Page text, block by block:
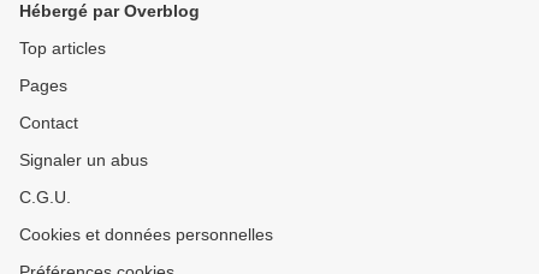
Hébergé par Overblog
Top articles
Pages
Contact
Signaler un abus
C.G.U.
Cookies et données personnelles